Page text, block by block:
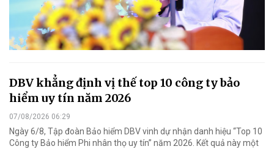
DBV khẳng định vị thế top 10 công ty bảo
hiểm uy tín năm 2026
07/08/2026 06:29
Ngày 6/8, Tập đoàn Bảo hiểm DBV vinh dự nhận danh hiệu “Top 10
Công ty Bảo hiểm Phi nhân thọ uy tín” năm 2026. Kết quả này một